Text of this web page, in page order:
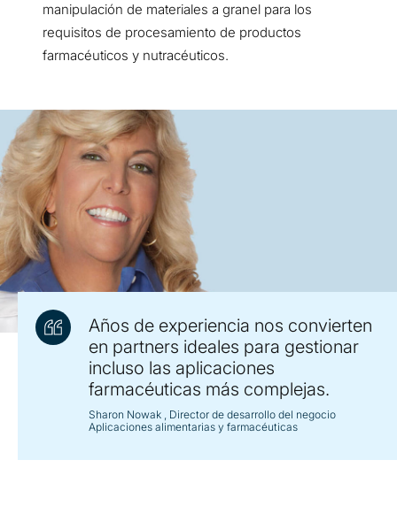
manipulación de materiales a granel para los
requisitos de procesamiento de productos
farmacéuticos y nutracéuticos.
Años de experiencia nos convierten
en partners ideales para gestionar
incluso las aplicaciones
farmacéuticas más complejas.
Sharon Nowak , Director de desarrollo del negocio
Aplicaciones alimentarias y farmacéuticas